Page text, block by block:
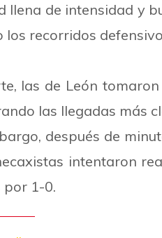
llena de intensidad y
los recorridos
las de León
las llegadas más
después de
intentaron
por 1-0.